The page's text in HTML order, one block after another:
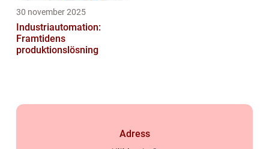
30 november 2025
Industriautomation:
Framtidens
produktionslösning
Adress